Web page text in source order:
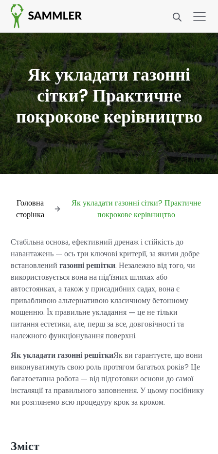
Як укладати газонні
сітки? Практичне
покрокове керівництво
Головна
сторінка
Як укладати газонні сітки? Практичне
покрокове керівництво
Стабільна основа, ефективний дренаж і стійкість до
навантажень — ось три ключові критерії, за якими добре
встановленийгазонні решітки. Незалежно від того, чи
використовується вона на під’їзних шляхах або
автостоянках, а також у присадибних садах, вона є
привабливою альтернативою класичному бетонному
мощенню. Їх правильне укладання — це не тільки
питання естетики, але, перш за все, довговічності та
належного функціонування поверхні.
Як укладати газонні решіткиЯк ви гарантуєте, що вони
виконуватимуть свою роль протягом багатьох років? Це
багатоетапна робота — від підготовки основи до самої
інсталяції та правильного заповнення. У цьому посібнику
ми розглянемо всю процедуру крок за кроком.
Зміст